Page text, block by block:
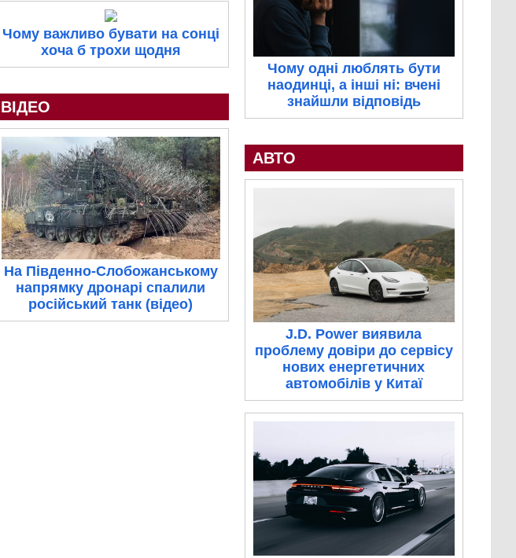
Чому важливо бувати на сонці
хоча б трохи щодня
ВІДЕО
На Південно-Слобожанському
напрямку дронарі спалили
російський танк (відео)
Чому одні люблять бути
наодинці, а інші ні: вчені
знайшли відповідь
АВТО
J.D. Power виявила
проблему довіри до сервісу
нових енергетичних
автомобілів у Китаї